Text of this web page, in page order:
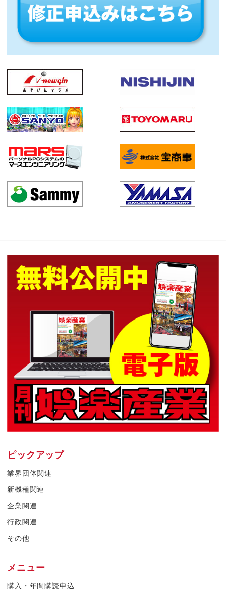
ピックアップ
業界団体関連
新機種関連
企業関連
行政関連
その他
メニュー
購入・年間購読申込